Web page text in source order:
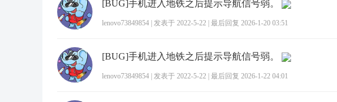
[BUG]手机进入地铁之后提示导航信号弱。
lenovo73849854 发表于 2022-5-22 最后回复 2026-1-20 03:51
[BUG]手机进入地铁之后提示导航信号弱。
lenovo73849854 发表于 2022-5-22 最后回复 2026-1-22 04:01